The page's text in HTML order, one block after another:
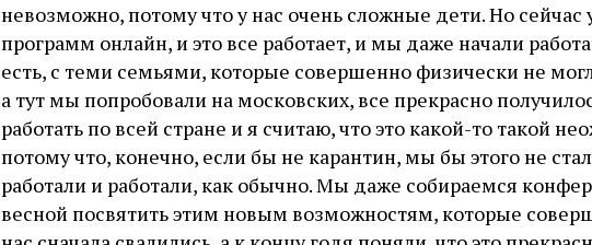
невозможно, потому что у нас очень сложные дети. Но сейчас
программ онлайн, и это все работает, и мы даже начали
есть, с теми семьями, которые совершенно физически не
а тут мы попробовали на московских, все прекрасно
работать по всей стране и я считаю, что это какой-то такой
потому что, конечно, если бы не карантин, мы бы этого не
работали и работали, как обычно. Мы даже собираемся
весной посвятить этим новым возможностям, которые